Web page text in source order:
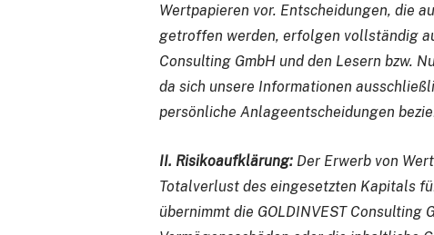
Wertpapieren vor. Entscheidungen, die
getroffen werden, erfolgen vollständig
Consulting GmbH und den Lesern bzw.
da sich unsere Informationen
persönliche Anlageentscheidungen
II. Risikoaufklärung: Der Erwerb von
Totalverlust des eingesetzten Kapitals
übernimmt die GOLDINVEST